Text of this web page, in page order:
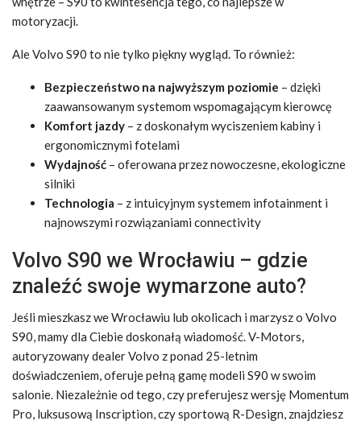
motoryzacji.
Ale Volvo S90 to nie tylko piękny wygląd. To również:
Bezpieczeństwo na najwyższym poziomie – dzięki
zaawansowanym systemom wspomagającym kierowcę
Komfort jazdy – z doskonałym wyciszeniem kabiny i
ergonomicznymi fotelami
Wydajność – oferowana przez nowoczesne, ekologiczne
silniki
Technologia – z intuicyjnym systemem infotainment i
najnowszymi rozwiązaniami connectivity
Volvo S90 we Wrocławiu – gdzie
znaleźć swoje wymarzone auto?
Jeśli mieszkasz we Wrocławiu lub okolicach i marzysz o Volvo
S90, mamy dla Ciebie doskonałą wiadomość. V-Motors,
autoryzowany dealer Volvo z ponad 25-letnim
doświadczeniem, oferuje pełną gamę modeli S90 w swoim
salonie. Niezależnie od tego, czy preferujesz wersję Momentum
Pro, luksusową Inscription, czy sportową R-Design, znajdziesz